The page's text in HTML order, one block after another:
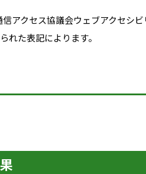
アクセス協議会ウェブアクセシ
れた表記によります。